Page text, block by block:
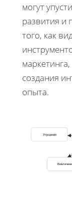
могут
развития и
того, как
создания
опыта.
Упущения